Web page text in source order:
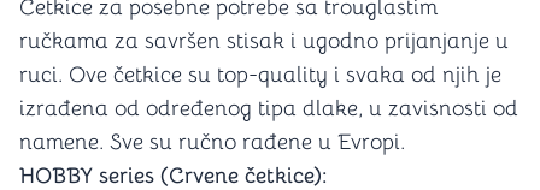
Četkice za posebne potrebe sa trouglastim
ručkama za savršen stisak i ugodno prijanjanje u
ruci. Ove četkice su top-quality i svaka od njih je
izrađena od određenog tipa dlake, u zavisnosti od
namene. Sve su ručno rađene u Evropi.
HOBBY series (Crvene četkice):